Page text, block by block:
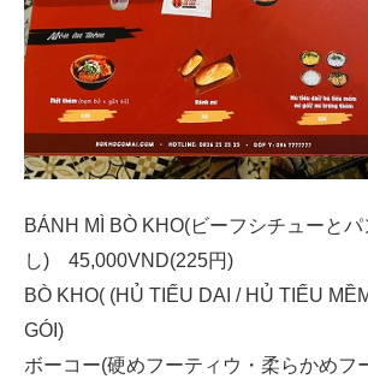
BÁNH MÌ BÒ KHO(ビーフシチューと
し) 45,000VND(225円)
BÒ KHO( (HỦ TIẾU DAI / HỦ TIẾU
GÓI)
ボーコー(硬めフーティウ・柔らかめフ